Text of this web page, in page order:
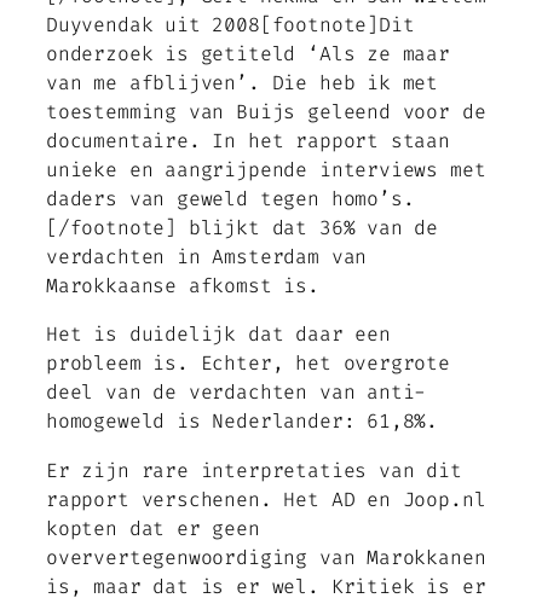
Duyvendak uit 2008[footnote]Dit
onderzoek is getiteld ‘Als ze maar
van me afblijven’. Die heb ik met
toestemming van Buijs geleend voor de
documentaire. In het rapport staan
unieke en aangrijpende interviews met
daders van geweld tegen homo’s.
[/footnote] blijkt dat 36% van de
verdachten in Amsterdam van
Marokkaanse afkomst is.
Het is duidelijk dat daar een
probleem is. Echter, het overgrote
deel van de verdachten van anti-
homogeweld is Nederlander: 61,8%.
Er zijn rare interpretaties van dit
rapport verschenen. Het AD en Joop.nl
kopten dat er geen
oververtegenwoordiging van Marokkanen
is, maar dat is er wel. Kritiek is er